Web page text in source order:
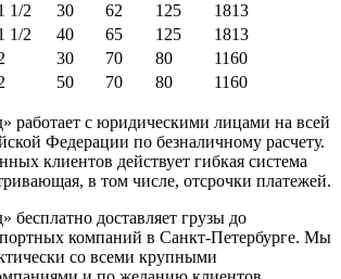
1/2 30 62 125
1813
1/2 40 65 125
1813
30 70 80
1160
50 70 80 1160
работает с юридическими лицами на всей
Федерации по безналичному расчету.
клиентов действует гибкая система
в том числе, отсрочки платежей.
бесплатно доставляет грузы до
компаний в Санкт-Петербурге. Мы
со всеми крупными